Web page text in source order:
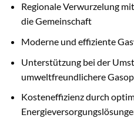
Regionale Verwurzelung
die Gemeinschaft
Moderne und effiziente
Unterstützung bei der
umweltfreundlichere
Kosteneffizienz durch